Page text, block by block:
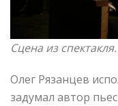
Сцена из
Олег Рязанцев
задумал автор